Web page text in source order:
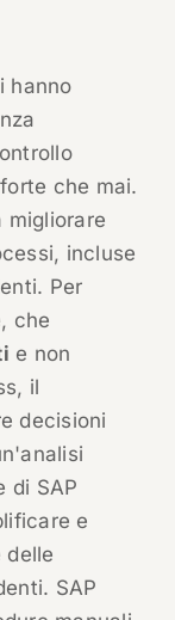
hanno
che mai.
migliorare
incluse
Per
che
e non
il
decisioni
di SAP
e
delle
SAP